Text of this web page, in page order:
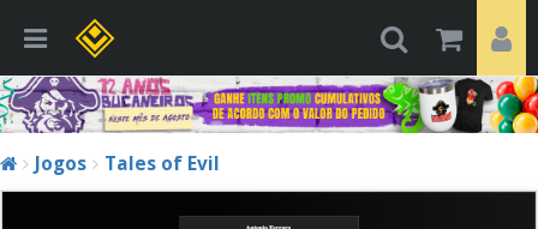
Jogos Tales of Evil